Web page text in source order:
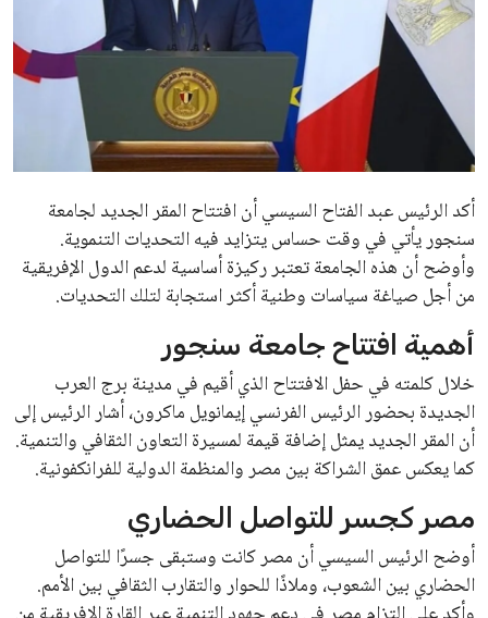
أكد الرئيس عبد الفتاح السيسي أن افتتاح المقر الجديد لجامعة
سنجور يأتي في وقت حساس يتزايد فيه التحديات التنموية.
وأوضح أن هذه الجامعة تعتبر ركيزة أساسية لدعم الدول الإفريقية
من أجل صياغة سياسات وطنية أكثر استجابة لتلك التحديات.
أهمية افتتاح جامعة سنجور
خلال كلمته في حفل الافتتاح الذي أقيم في مدينة برج العرب
الجديدة بحضور الرئيس الفرنسي إيمانويل ماكرون، أشار الرئيس إلى
أن المقر الجديد يمثل إضافة قيمة لمسيرة التعاون الثقافي والتنمية.
كما يعكس عمق الشراكة بين مصر والمنظمة الدولية للفرانكفونية.
مصر كجسر للتواصل الحضاري
أوضح الرئيس السيسي أن مصر كانت وستبقى جسرًا للتواصل
الحضاري بين الشعوب، وملاذًا للحوار والتقارب الثقافي بين الأمم.